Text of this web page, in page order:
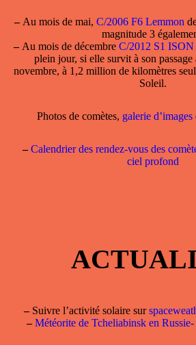
–Au mois de mai, C/2006 F6 Lemmon
magnitude 3
–Au mois de décembre C/2012 S1 ISON
plein jour, si elle survit à son
novembre, à 1,2 million de kilomètres
Soleil.
Photos de comètes, galerie
– Calendrier des rendez-vous des
ciel profond
–Suivre l’activité solaire sur
– Météorite de Tcheliabinsk en